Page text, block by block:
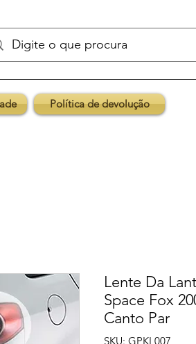
Política de devolução
Lente Da
Space Fox
Canto Par
SKU: GPKL007